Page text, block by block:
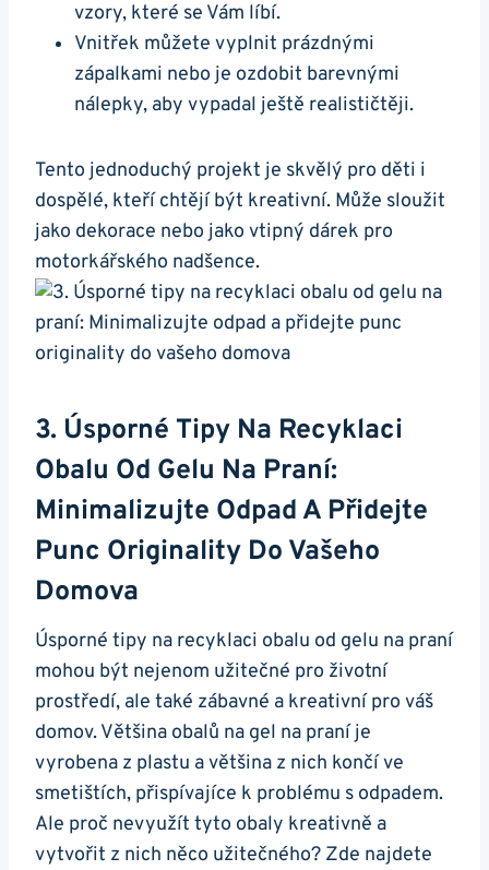
vzory, které se ‍Vám líbí.
Vnitřek můžete vyplnit prázdnými​
zápalkami nebo‍ je ozdobit barevnými ​
nálepky, aby vypadal ještě realističtěji.
Tento jednoduchý projekt je‍ skvělý pro děti i
dospělé, kteří chtějí být kreativní. Může sloužit
jako ⁤dekorace nebo jako vtipný dárek pro
motorkářského nadšence.
3. Úsporné Tipy Na Recyklaci
Obalu Od Gelu Na Praní:
Minimalizujte Odpad A Přidejte
Punc Originality Do Vašeho
Domova
Úsporné​ tipy na recyklaci ‍obalu od gelu na praní
mohou být nejenom užitečné pro životní
prostředí, ale také zábavné‌ a kreativní pro váš
domov. Většina obalů na gel na praní je
vyrobena z plastu a většina z nich končí ve
‍smetištích, přispívajíce‍ k problému s odpadem.
Ale⁤ proč nevyužít tyto obaly kreativně a
vytvořit z nich něco užitečného? Zde najdete